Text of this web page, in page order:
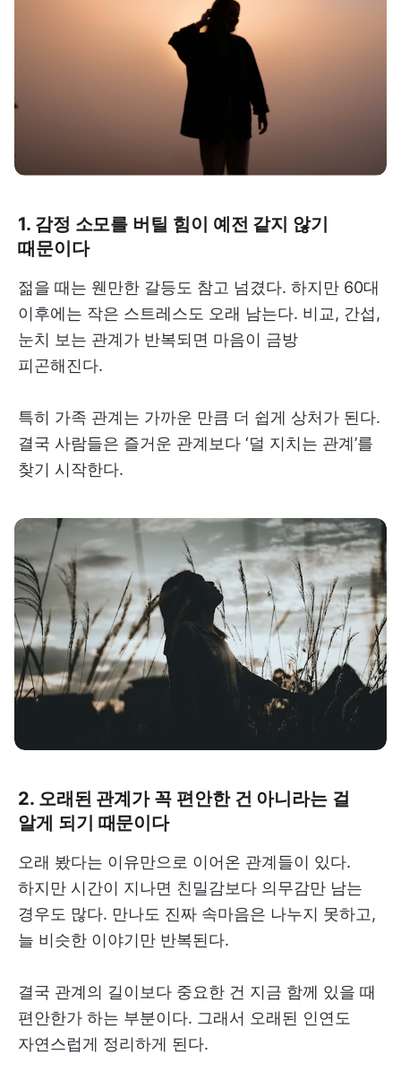
1. 감정 소모를 버틸 힘이 예전 같지 않기
때문이다
젊을 때는 웬만한 갈등도 참고 넘겼다. 하지만 60대
이후에는 작은 스트레스도 오래 남는다. 비교, 간섭,
눈치 보는 관계가 반복되면 마음이 금방
피곤해진다.
특히 가족 관계는 가까운 만큼 더 쉽게 상처가 된다.
결국 사람들은 즐거운 관계보다 ‘덜 지치는 관계’를
찾기 시작한다.
2. 오래된 관계가 꼭 편안한 건 아니라는 걸
알게 되기 때문이다
오래 봤다는 이유만으로 이어온 관계들이 있다.
하지만 시간이 지나면 친밀감보다 의무감만 남는
경우도 많다. 만나도 진짜 속마음은 나누지 못하고,
늘 비슷한 이야기만 반복된다.
결국 관계의 길이보다 중요한 건 지금 함께 있을 때
편안한가 하는 부분이다. 그래서 오래된 인연도
자연스럽게 정리하게 된다.